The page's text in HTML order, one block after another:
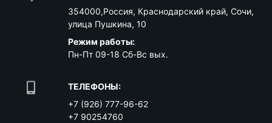
354000,Россия, Краснодарский край, Сочи,
улица Пушкина, 10
Режим работы:
Пн-Пт 09-18 Сб-Вс вых.
ТЕЛЕФОНЫ:
+7 (926) 777-96-62
+7 90254760